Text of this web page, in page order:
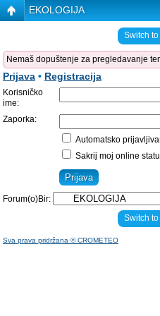
EKOLOGIJA
Switch
Nemaš dopuštenje za pregledavanje
Prijava • Registracija
Korisničko
ime:
Zaporka:
Automatsko
Sakrij moj online
Forum(o)Bir:
Switch
Sva prava pridržana © CROMETEO